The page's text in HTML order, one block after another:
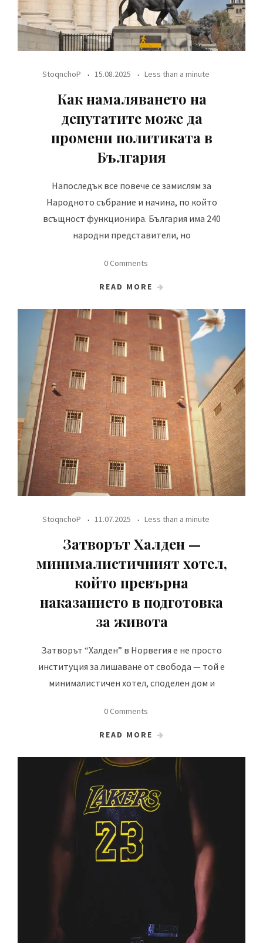
StoqnchoP 15.08.2025 Less than a minute
Как намаляването на
депутатите може да
промени политиката в
България
Напоследък все повече се замислям за
Народното събрание и начина, по който
всъщност функционира. България има 240
народни представители, но
0 Comments
READ MORE
StoqnchoP 11.07.2025 Less than a minute
Затворът Халден —
минималистичният хотел,
който превърна
наказанието в подготовка
за живота
Затворът “Халден” в Норвегия е не просто
институция за лишаване от свобода — той е
минималистичен хотел, споделен дом и
0 Comments
READ MORE